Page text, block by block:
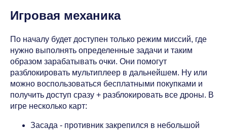
Игровая механика
По началу будет доступен только режим миссий, где
нужно выполнять определенные задачи и таким
образом зарабатывать очки. Они помогут
разблокировать мультиплеер в дальнейшем. Ну или
можно воспользоваться бесплатными покупками и
получить доступ сразу + разблокировать все дроны. В
игре несколько карт:
Засада - противник закрепился в небольшой